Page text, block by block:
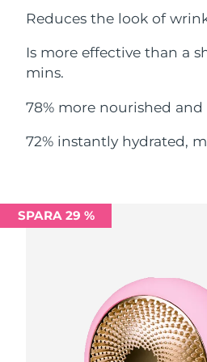
Reduces the look of
Is more effective than a
mins.
78% more nourished and
72% instantly hydrated,
SPARA 29 %
Filippinerna
Polen
Réunion
Saudiarabien
Singapore